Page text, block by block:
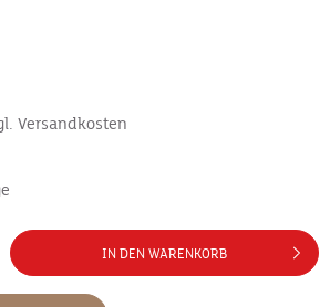
Versandkosten
IN DEN WARENKORB